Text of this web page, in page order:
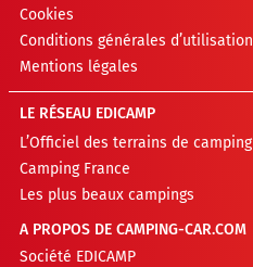
Cookies
Conditions générales d’utilisation
Mentions légales
LE RÉSEAU EDICAMP
L’Officiel des terrains de camping
Camping France
Les plus beaux campings
A PROPOS DE CAMPING-CAR.COM
Société EDICAMP